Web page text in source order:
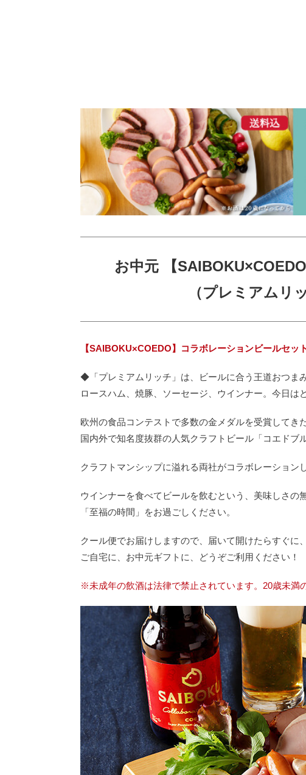
お中元 【
（プレミアムリ
【SAIBOKU×COEDO】コラボレーションビールセッ
◆「プレミアムリッチ」は、ビールに合う王道おつま
ロースハム、焼豚、ソーセージ、ウインナー。今日は
欧州の食品コンテストで多数の金メダルを受賞してき
国内外で知名度抜群の人気クラフトビール「コエドブ
クラフトマンシップに溢れる両社がコラボレーション
ウインナーを食べてビールを飲むという、美味しさの
「至福の時間」をお過ごしください。
クール便でお届けしますので、届いて開けたらすぐに
ご自宅に、お中元ギフトに、どうぞご利用ください！
※未成年の飲酒は法律で禁止されています。20歳未満